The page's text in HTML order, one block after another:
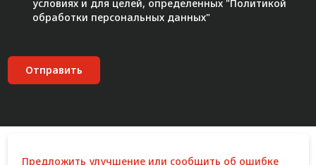
условиях и для целей, определенных "Политикой
обработки персональных данных"
Отправить
Предложить улучшение или сообщить об ошибке